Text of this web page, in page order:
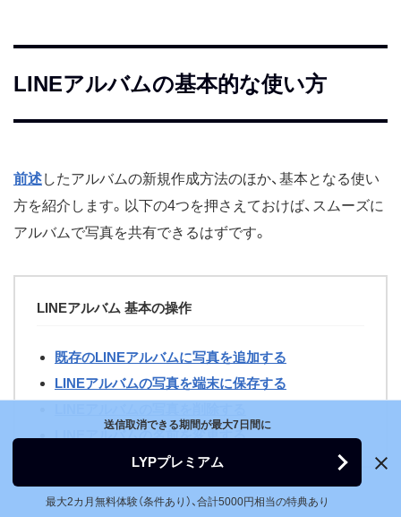
LINEアルバムの基本的な使い方
前述したアルバムの新規作成方法のほか、基本となる使い
方を紹介します。以下の4つを押さえておけば、スムーズに
アルバムで写真を共有できるはずです。
LINEアルバム 基本の操作
既存のLINEアルバムに写真を追加する
LINEアルバムの写真を端末に保存する
LINEアルバムの名前を変更する
送信取消できる期間が最大7日間に
LYPプレミアム
最大2カ月無料体験（条件あり）、合計5000円相当の特典あり